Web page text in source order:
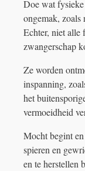
Doe wat
ongemak,
Echter, niet alle
zwangerschap
Ze worden
inspanning,
het
vermoeidheid
Mocht begint
spieren en
en te herstellen